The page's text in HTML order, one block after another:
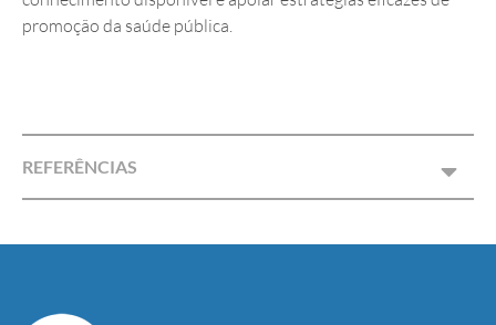
promoção da saúde pública.
REFERÊNCIAS